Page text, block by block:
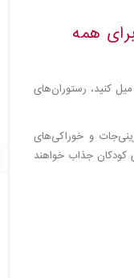
همه
میل کنید، رستوران‌های
و خوراکی‌های
جذاب خواهند